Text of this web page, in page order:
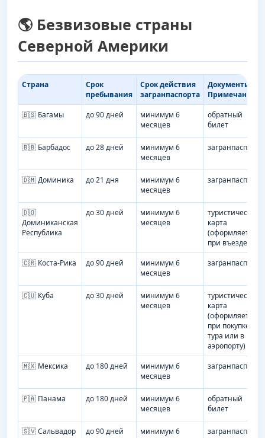
🌎 Безвизовые страны
Северной Америки
Страна
Срок
пребывания
Срок действия
загранпаспорта
Документы /
Примечания
🇧🇸 Багамы
до 90 дней
минимум 6
месяцев
обратный
билет
🇧🇧 Барбадос до 28 дней
минимум 6
месяцев
загранпаспорт
🇩🇲 Доминика до 21 дня
минимум 6
месяцев
загранпаспорт
🇩🇴
Доминиканская
Республика
до 30 дней
минимум 6
месяцев
туристическая
карта
(оформляется
при въезде)
🇨🇷 Коста-Рика
до 90 дней
минимум 6
месяцев
загранпаспорт
🇨🇺 Куба до 30 дней
минимум 6
месяцев
туристическая
карта
(оформляется
при покупке
тура или в
аэропорту)
🇲🇽 Мексика
до 180 дней
минимум 6
месяцев
загранпаспорт
🇵🇦 Панама до 180 дней
минимум 6
месяцев
обратный
билет
🇸🇻 Сальвадор до 90 дней
минимум 6
загранпаспорт